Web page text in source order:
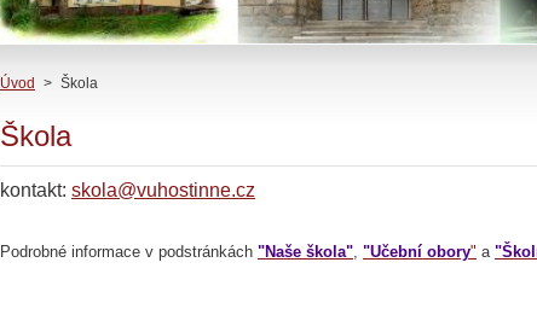
Úvod > Škola
Škola
kontakt: skola@vuhostinne.cz
Podrobné informace v podstránkách "Naše škola", "Učební obory" a